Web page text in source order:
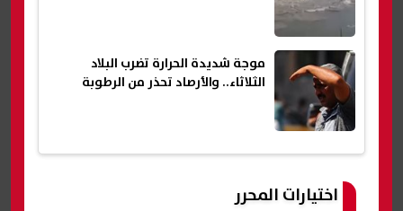
موجة شديدة الحرارة تضرب البلاد
الثلاثاء.. والأرصاد تحذر من الرطوبة
اختيارات المحرر